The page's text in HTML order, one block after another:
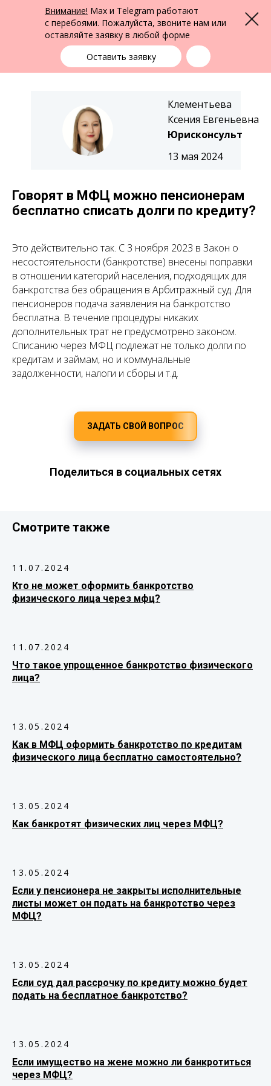
Внимание! Max и Telegram работают
с перебоями. Пожалуйста, звоните нам или
оставляйте заявку в любой форме
Оставить заявку
Меню
Юридическая помощь в Екатеринбурге
ФПК Альтернатива
Екатеринбург
выбрать город
+7 (343) 363-91-89
13 мая 2024
Клементьева
Ксения Евгеньевна
Юрисконсульт
Говорят в МФЦ можно пенсионерам
бесплатно списать долги по кредиту?
Это действительно так. С 3 ноября 2023 в Закон о
несостоятельности (банкротстве) внесены поправки
в отношении категорий населения, подходящих для
банкротства без обращения в Арбитражный суд. Для
пенсионеров подача заявления на банкротство
бесплатна. В течение процедуры никаких
дополнительных трат не предусмотрено законом.
Списанию через МФЦ подлежат не только долги по
кредитам и займам, но и коммунальные
задолженности, налоги и сборы и т.д.
ЗАДАТЬ СВОЙ ВОПРОС
Поделиться в социальных сетях
Смотрите также
11.07.2024
Кто не может оформить банкротство
физического лица через мфц?
11.07.2024
Что такое упрощенное банкротство физического
лица?
13.05.2024
Как в МФЦ оформить банкротство по кредитам
физического лица бесплатно самостоятельно?
13.05.2024
Как банкротят физических лиц через МФЦ?
13.05.2024
Если у пенсионера не закрыты исполнительные
листы может он подать на банкротство через
МФЦ?
13.05.2024
Если суд дал рассрочку по кредиту можно будет
подать на бесплатное банкротство?
13.05.2024
Если имущество на жене можно ли банкротиться
через МФЦ?